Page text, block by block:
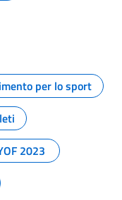
per lo sport
2023